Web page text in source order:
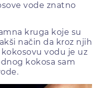
vode znatno
kruga koje su
način da kroz njih
vodu je uz
kokosa sam